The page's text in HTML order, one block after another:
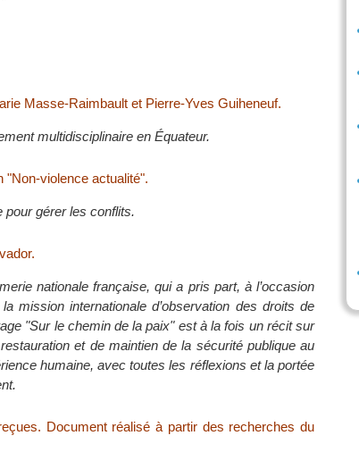
Masse-Raimbault et Pierre-Yves Guiheneuf.
multidisciplinaire en Équateur.
"Non-violence actualité".
pour gérer les conflits.
nationale française, qui a pris part, à l’occasion
mission internationale d’observation des droits de
"Sur le chemin de la paix" est à la fois un récit sur
et de maintien de la sécurité publique au
humaine, avec toutes les réflexions et la portée
Document réalisé à partir des recherches du